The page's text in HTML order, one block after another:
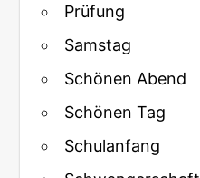
Prüfung
Samstag
Schönen Abend
Schönen Tag
Schulanfang